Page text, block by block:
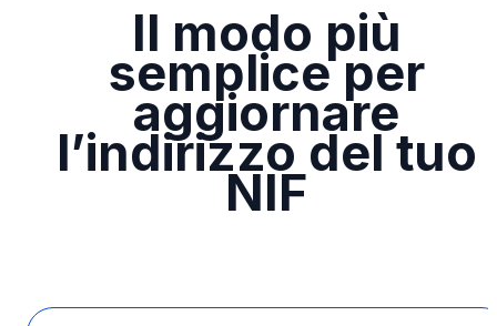
Il modo più
semplice per
aggiornare
l’indirizzo del tuo
NIF